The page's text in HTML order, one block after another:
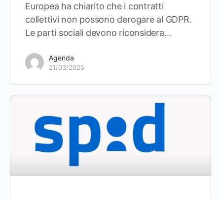
Europea ha chiarito che i contratti
collettivi non possono derogare al GDPR.
Le parti sociali devono riconsidera…
Agenda
21/03/2025